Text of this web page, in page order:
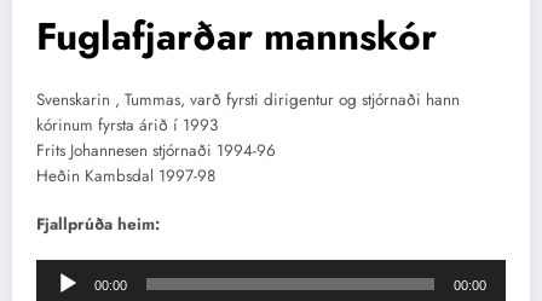
Fuglafjarðar mannskór
Svenskarin , Tummas, varð fyrsti dirigentur og stjórnaði hann
kórinum fyrsta árið í 1993
Frits Johannesen stjórnaði 1994-96
Heðin Kambsdal 1997-98
Fjallprúða heim:
Lydafspiller
00:00 00:00